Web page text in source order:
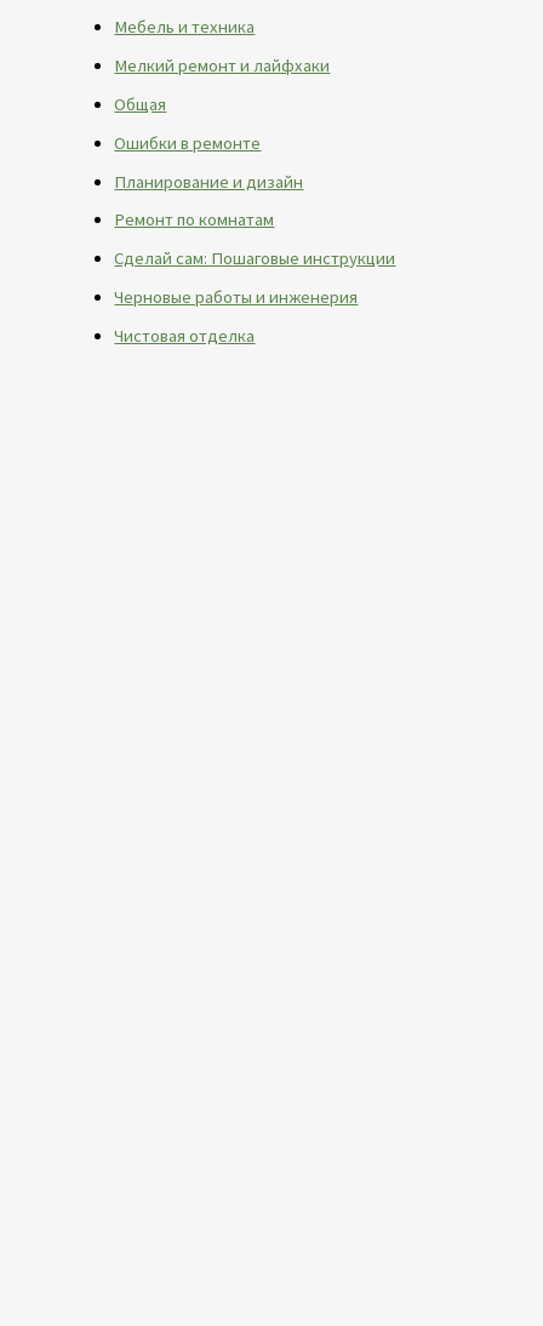
Мебель и техника
Мелкий ремонт и лайфхаки
Общая
Ошибки в ремонте
Планирование и дизайн
Ремонт по комнатам
Сделай сам: Пошаговые инструкции
Черновые работы и инженерия
Чистовая отделка